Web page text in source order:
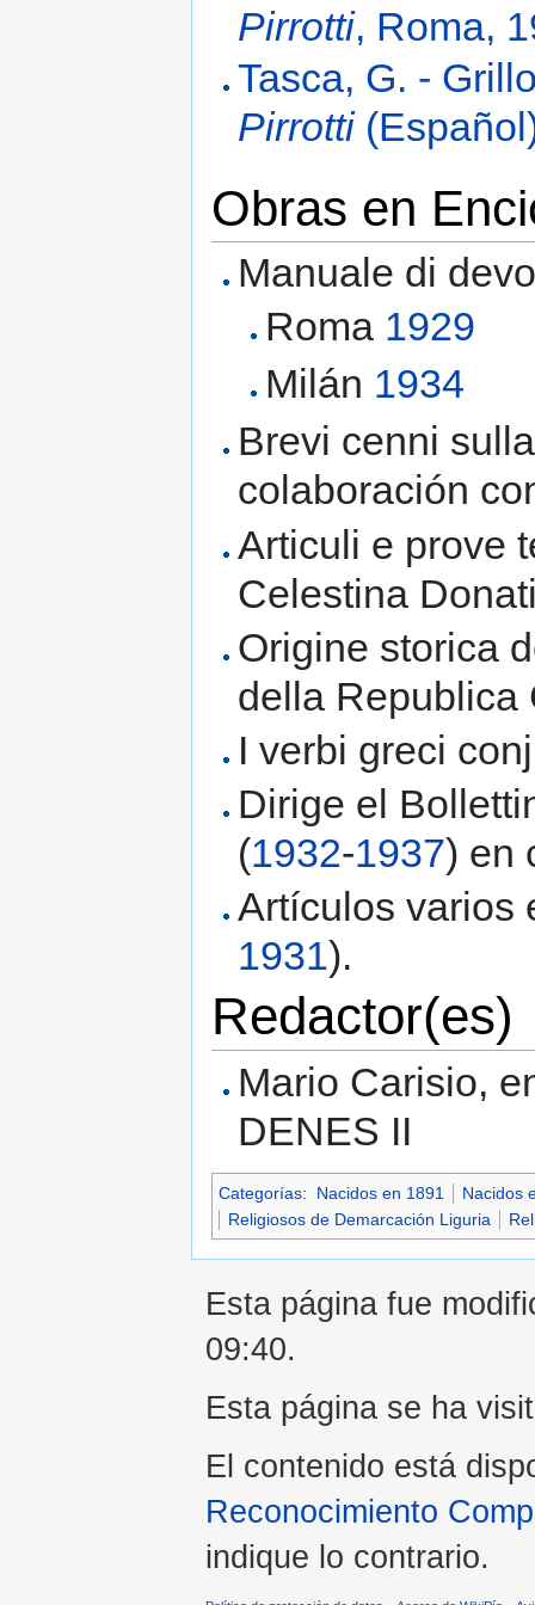
Pirrotti, Roma,
Tasca, G. -
Pirrotti
Obras en
Manuale di
Roma 1929
Milán 1934
Brevi cenni
colaboración
Articuli e prove
Celestina
Origine storica
della
I verbi greci
Dirige el
(1932-1937) en
Artículos varios
1931).
Redactor(es)
Mario Carisio,
DENES II
Categorías: Nacidos en 1891
Nacidos
Religiosos de Demarcación Liguria
Esta página fue
09:40.
Esta página se ha
El contenido está
Reconocimiento
indique lo contrario.